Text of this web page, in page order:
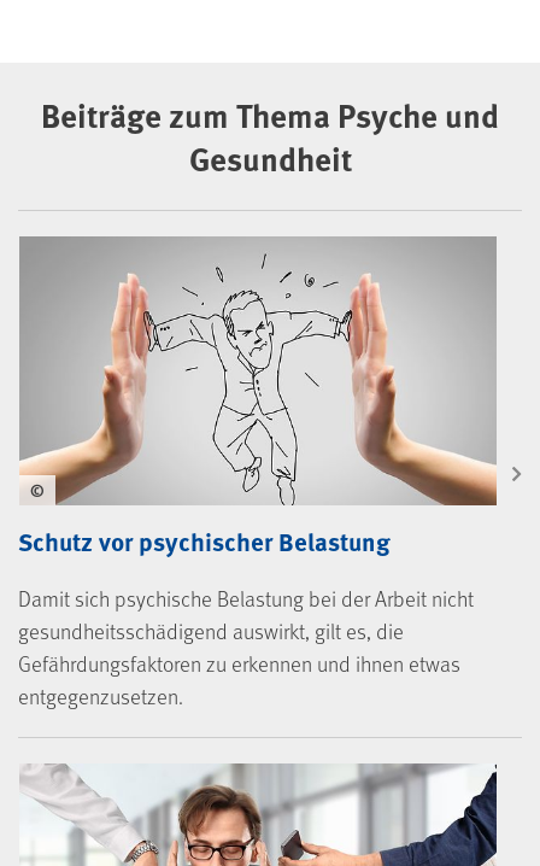
Beiträge zum Thema Psyche und
Gesundheit
Schutz vor psychischer Belastung
Damit sich psychische Belastung bei der Arbeit nicht
gesundheitsschädigend auswirkt, gilt es, die
Gefährdungsfaktoren zu erkennen und ihnen etwas
entgegenzusetzen.
©